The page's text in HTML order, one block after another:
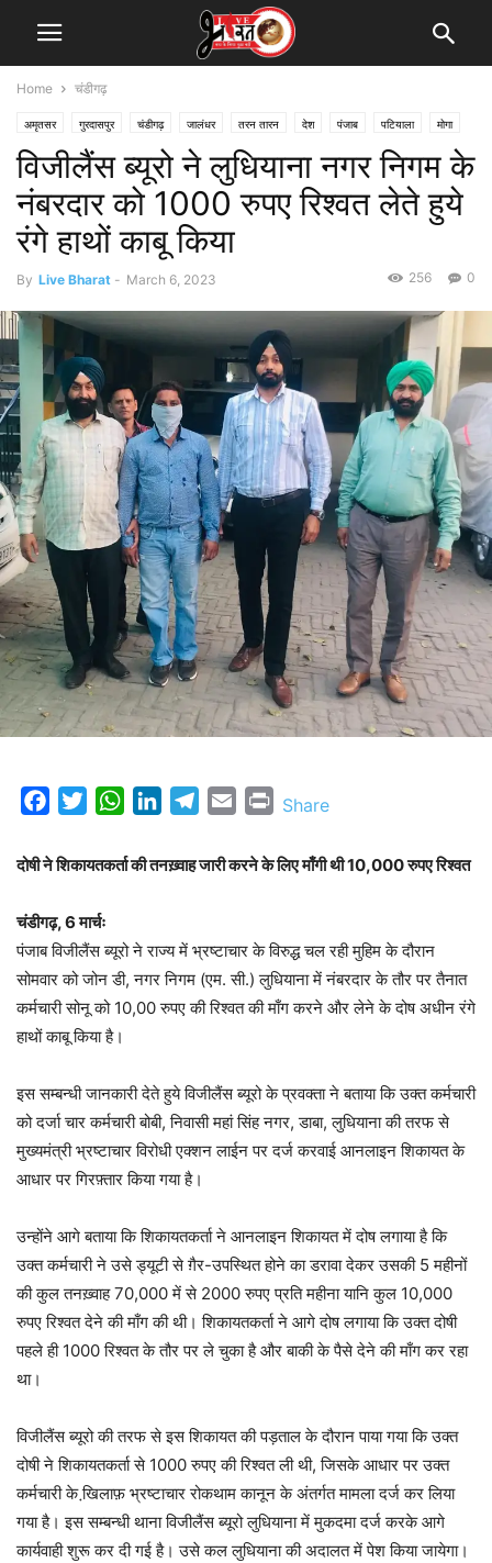
Home चंडीगढ़
अमृतसर गुरदासपुर चंडीगढ़ जालंधर तरन तारन देश पंजाब पटियाला मोगा
विजीलैंस ब्यूरो ने लुधियाना नगर निगम के
नंबरदार को 1000 रुपए रिश्वत लेते हुये
रंगे हाथों काबू किया
By Live Bharat - March 6, 2023 0
256
FacebookTwitterWhatsAppLinkedInTelegram
Email Print
Share
दोषी ने शिकायतकर्ता की तनख़्वाह जारी करने के लिए माँगी थी 10,000 रुपए रिश्वत
चंडीगढ़, 6 मार्चः
पंजाब विजीलैंस ब्यूरो ने राज्य में भ्रष्टाचार के विरुद्ध चल रही मुहिम के दौरान
सोमवार को जोन डी, नगर निगम (एम. सी.) लुधियाना में नंबरदार के तौर पर तैनात
कर्मचारी सोनू को 10,00 रुपए की रिश्वत की माँग करने और लेने के दोष अधीन रंगे
हाथों काबू किया है।
इस सम्बन्धी जानकारी देते हुये विजीलैंस ब्यूरो के प्रवक्ता ने बताया कि उक्त कर्मचारी
को दर्जा चार कर्मचारी बोबी, निवासी महां सिंह नगर, डाबा, लुधियाना की तरफ से
मुख्यमंत्री भ्रष्टाचार विरोधी एक्शन लाईन पर दर्ज करवाई आनलाइन शिकायत के
आधार पर गिरफ़्तार किया गया है।
उन्होंने आगे बताया कि शिकायतकर्ता ने आनलाइन शिकायत में दोष लगाया है कि
उक्त कर्मचारी ने उसे ड्यूटी से ग़ैर-उपस्थित होने का डरावा देकर उसकी 5 महीनों
की कुल तनख़्वाह 70,000 में से 2000 रुपए प्रति महीना यानि कुल 10,000
रुपए रिश्वत देने की माँग की थी। शिकायतकर्ता ने आगे दोष लगाया कि उक्त दोषी
पहले ही 1000 रिश्वत के तौर पर ले चुका है और बाकी के पैसे देने की माँग कर रहा
था।
विजीलैंस ब्यूरो की तरफ से इस शिकायत की पड़ताल के दौरान पाया गया कि उक्त
दोषी ने शिकायतकर्ता से 1000 रुपए की रिश्वत ली थी, जिसके आधार पर उक्त
कर्मचारी के खि़लाफ़ भ्रष्टाचार रोकथाम कानून के अंतर्गत मामला दर्ज कर लिया
गया है। इस सम्बन्धी थाना विजीलैंस ब्यूरो लुधियाना में मुकदमा दर्ज करके आगे
कार्यवाही शुरू कर दी गई है। उसे कल लुधियाना की अदालत में पेश किया जायेगा।